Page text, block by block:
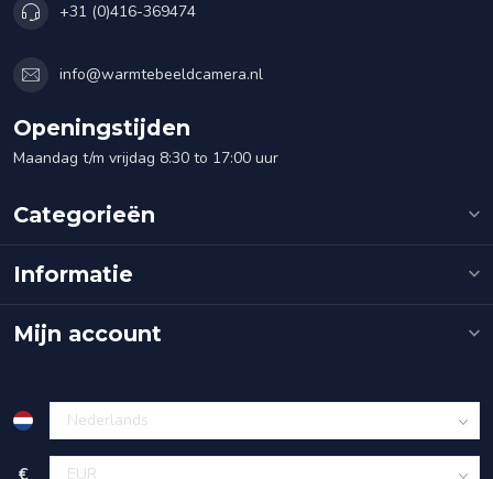
+31 (0)416-369474
info@warmtebeeldcamera.nl
Openingstijden
Maandag t/m vrijdag 8:30 to 17:00 uur
Categorieën
Informatie
Mijn account
€